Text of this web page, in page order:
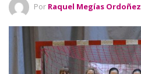
Por Raquel Megías Ordoñez